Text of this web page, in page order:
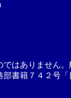
はありません
書籍７４２号